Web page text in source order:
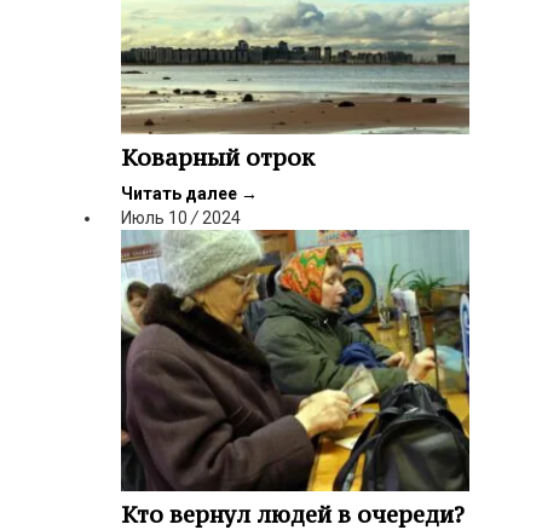
Коварный отрок
Читать далее →
Июль 10 / 2024
Кто вернул людей в очереди?